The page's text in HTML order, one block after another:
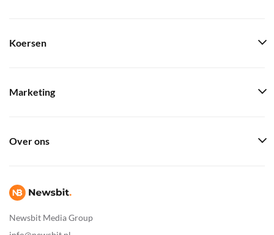
Newsbit Media Group
Koersen
Marketing
Over ons